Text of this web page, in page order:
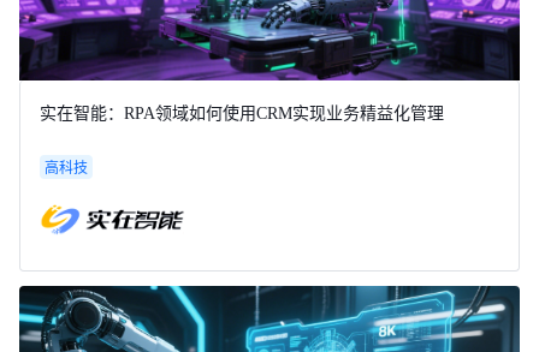
实在智能：RPA领域如何使用CRM实现业务精益化管理
高科技